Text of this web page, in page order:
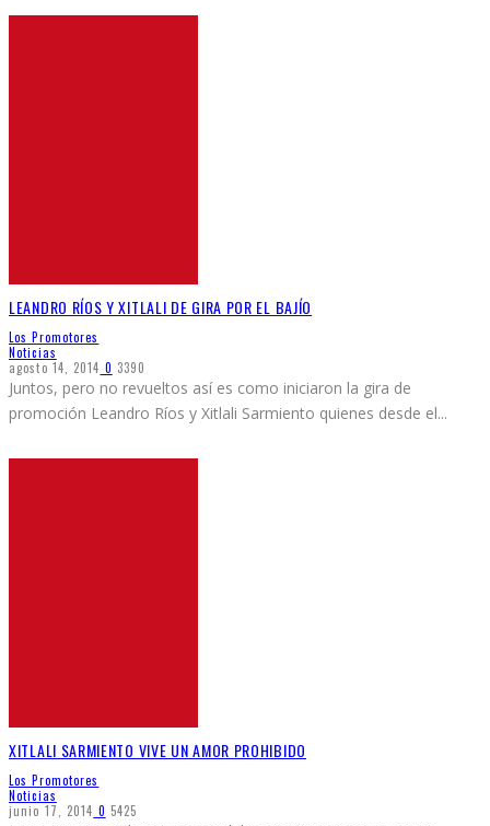
LEANDRO RÍOS Y XITLALI DE GIRA POR EL BAJÍO
Los Promotores
Noticias
agosto 14, 2014 0 3390
Juntos, pero no revueltos así es como iniciaron la gira de
promoción Leandro Ríos y Xitlali Sarmiento quienes desde el...
XITLALI SARMIENTO VIVE UN AMOR PROHIBIDO
Los Promotores
Noticias
junio 17, 2014 0 5425